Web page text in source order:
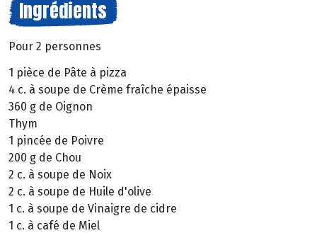
Ingrédients
Pour 2 personnes
1 pièce de Pâte à pizza
4 c. à soupe de Crème fraîche épaisse
360 g de Oignon
Thym
1 pincée de Poivre
200 g de Chou
2 c. à soupe de Noix
2 c. à soupe de Huile d'olive
1 c. à soupe de Vinaigre de cidre
1 c. à café de Miel